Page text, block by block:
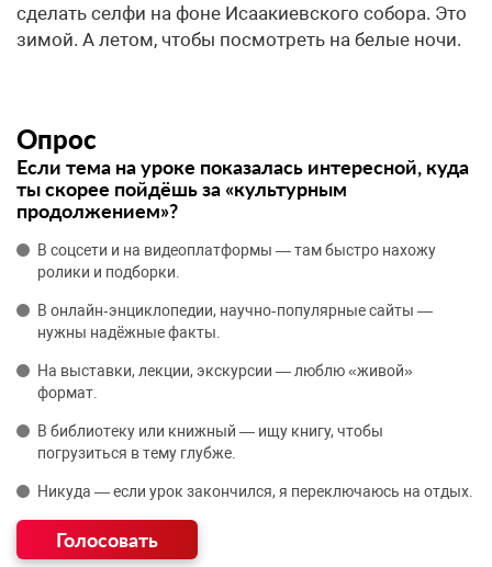
сделать селфи на фоне Исаакиевского собора. Это
зимой. А летом, чтобы посмотреть на белые ночи.
Опрос
Если тема на уроке показалась интересной, куда
ты скорее пойдёшь за «культурным
продолжением»?
В соцсети и на видеоплатформы — там быстро нахожу
ролики и подборки.
В онлайн‑энциклопедии, научно‑популярные сайты —
нужны надёжные факты.
На выставки, лекции, экскурсии — люблю «живой»
формат.
В библиотеку или книжный — ищу книгу, чтобы
погрузиться в тему глубже.
Никуда — если урок закончился, я переключаюсь на отдых.